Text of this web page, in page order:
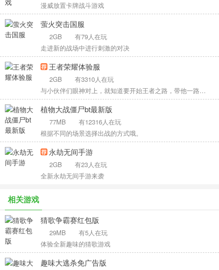
漫威放置卡牌战斗游戏
萤火突击国服
2GB
有79人在玩
走进新的战场中进行刺激的对决
王者荣耀体验服
2GB
有3310人在玩
与小伙伴们眼神对上，就知道要开始王者之路，带他一路超神。
植物大战僵尸bt最新版
77MB
有12316人在玩
根据不同的场景选择出战的方式哦。
永劫无间手游
2GB
有23人在玩
全新永劫无间手游来袭
相关游戏
猜歌争霸赛红包版
29MB
有5人在玩
体验全新趣味的猜歌游戏
趣味大逃杀免广告版